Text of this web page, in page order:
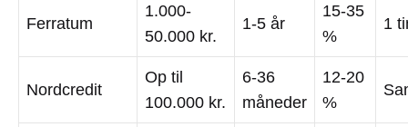
Ferratum
1.000-
50.000 kr.
1-5 år
15-35
%
1
Nordcredit
Op til
100.000 kr.
6-36
måneder
12-20
%